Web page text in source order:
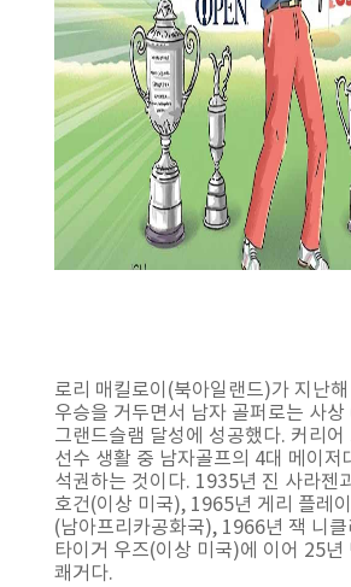
로리 매킬로이(북아일랜드)가 지난
우승을 거두면서 남자 골퍼로는 사상
그랜드슬램 달성에 성공했다. 커리어
선수 생활 중 남자골프의 4대 메이저
석권하는 것이다. 1935년 진 사라젠
호건(이상 미국), 1965년 게리 플레
(남아프리카공화국), 1966년 잭 니
타이거 우즈(이상 미국)에 이어 25년
쾌거다.